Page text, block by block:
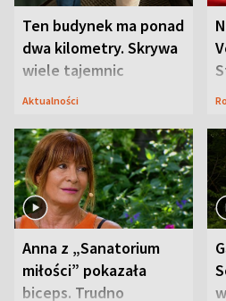
Ten budynek ma ponad
dwa kilometry. Skrywa
wiele tajemnic
Aktualności
Anna z „Sanatorium
miłości” pokazała
biceps. Trudno